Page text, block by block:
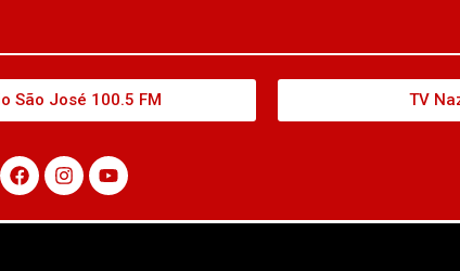
São José 100.5 FM TV